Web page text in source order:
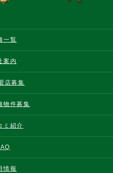
一覧
案内
店募集
物件募集
ミ紹介
情報